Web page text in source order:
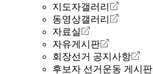
지도자갤러리
동영상갤러리
자료실
자유게시판
회장선거 공지사항
후보자 선거운동 게시판